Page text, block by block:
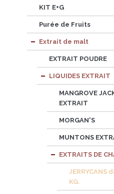
KIT E+G
Purée de Fruits
Extrait de malt
EXTRAIT POUDRE
LIQUIDES EXTRAIT
MANGROVE
EXTRAIT
MORGAN'S
MUNTONS
EXTRAITS DE
JERRYCANS
KG.